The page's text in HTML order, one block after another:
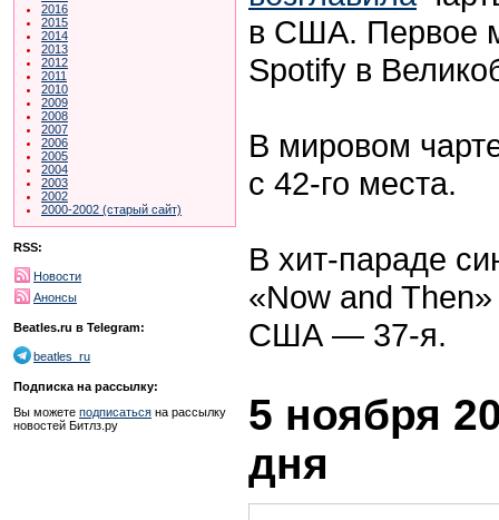
2016
2015
2014
2013
2012
2011
2010
2009
2008
2007
2006
2005
2004
2003
2002
2000-2002 (старый сайт)
RSS:
Новости
Анонсы
Beatles.ru в Telegram:
beatles_ru
Подписка на рассылку:
Вы можете подписаться на рассылку
новостей Битлз.ру
в США. Первое
Spotify в
В мировом
с 42-го места.
В хит-параде
«Now and
США — 37-я.
5 ноября
дня